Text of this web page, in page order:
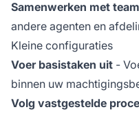
Samenwerken met
andere agenten en
Kleine configuraties
Voer basistaken uit -
binnen uw
Volg vastgestelde